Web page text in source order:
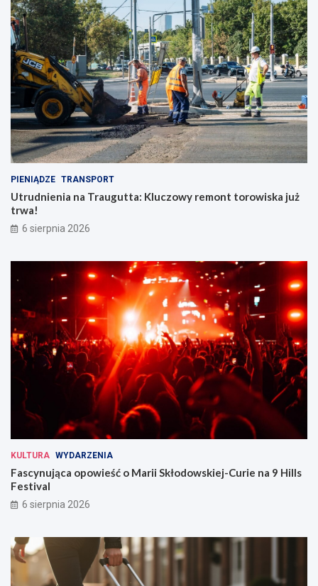
PIENIĄDZE TRANSPORT
Utrudnienia na Traugutta: Kluczowy remont torowiska już
trwa!
6 sierpnia 2026
KULTURA WYDARZENIA
Fascynująca opowieść o Marii Skłodowskiej-Curie na 9 Hills
Festival
6 sierpnia 2026